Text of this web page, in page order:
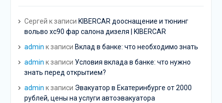
Сергей к записи KIBERCAR дооснащение и тюнинг
вольво хс90 фар салона дизеля | KIBERCAR
admin к записи Вклад в банке: что необходимо знать
admin к записи Условия вклада в банке: что нужно
знать перед открытием?
admin к записи Эвакуатор в Екатеринбурге от 2000
рублей, цены на услуги автоэвакуатора